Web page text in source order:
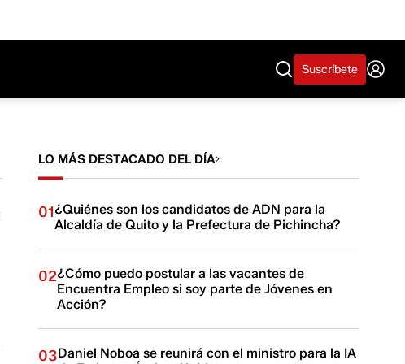
Suscríbete
LO MÁS DESTACADO DEL DÍA
01¿Quiénes son los candidatos de ADN para la
Alcaldía de Quito y la Prefectura de Pichincha?
02¿Cómo puedo postular a las vacantes de
Encuentra Empleo si soy parte de Jóvenes en
Acción?
03Daniel Noboa se reunirá con el ministro para la IA